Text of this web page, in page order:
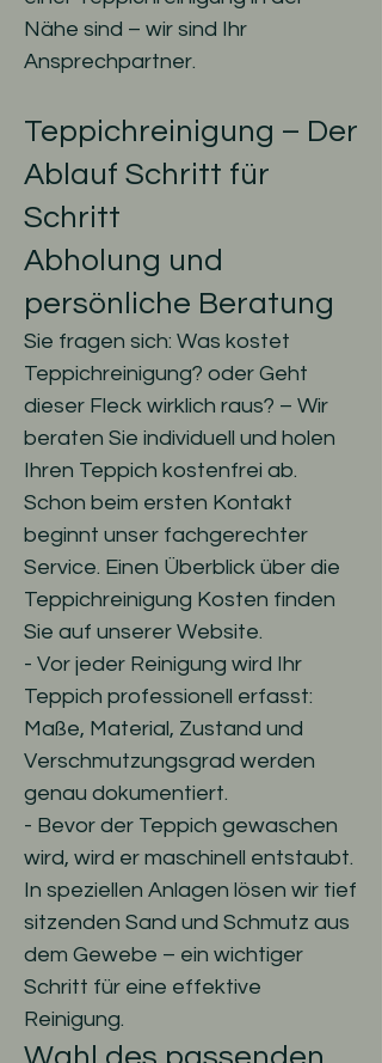
Nähe sind – wir sind Ihr
Ansprechpartner.
Teppichreinigung – Der
Ablauf Schritt für
Schritt
Abholung und
persönliche Beratung
Sie fragen sich: Was kostet
Teppichreinigung? oder Geht
dieser Fleck wirklich raus? – Wir
beraten Sie individuell und holen
Ihren Teppich kostenfrei ab.
Schon beim ersten Kontakt
beginnt unser fachgerechter
Service. Einen Überblick über die
Teppichreinigung Kosten finden
Sie auf unserer Website.
- Vor jeder Reinigung wird Ihr
Teppich professionell erfasst:
Maße, Material, Zustand und
Verschmutzungsgrad werden
genau dokumentiert.
- Bevor der Teppich gewaschen
wird, wird er maschinell entstaubt.
In speziellen Anlagen lösen wir tief
sitzenden Sand und Schmutz aus
dem Gewebe – ein wichtiger
Schritt für eine effektive
Reinigung.